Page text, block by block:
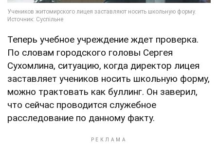
Теперь учебное учреждение ждет проверка.
По словам городского головы Сергея
Сухомлина, ситуацию, когда директор лицея
заставляет учеников носить школьную форму,
можно трактовать как буллинг. Он заверил,
что сейчас проводится служебное
расследование по данному факту.